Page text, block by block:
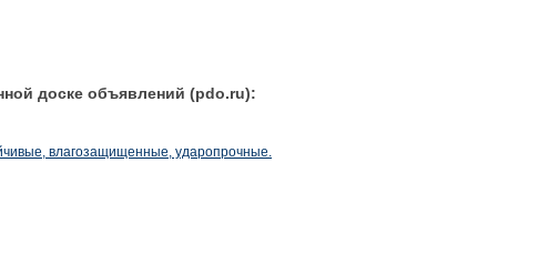
доске объявлений (pdo.ru):
влагозащищенные, ударопрочные.